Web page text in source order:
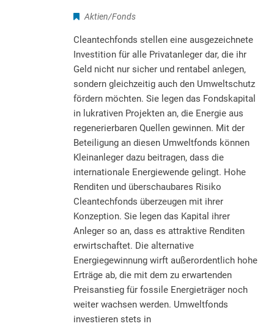
Aktien/Fonds
Cleantechfonds stellen eine ausgezeichnete
Investition für alle Privatanleger dar, die ihr
Geld nicht nur sicher und rentabel anlegen,
sondern gleichzeitig auch den Umweltschutz
fördern möchten. Sie legen das Fondskapital
in lukrativen Projekten an, die Energie aus
regenerierbaren Quellen gewinnen. Mit der
Beteiligung an diesen Umweltfonds können
Kleinanleger dazu beitragen, dass die
internationale Energiewende gelingt. Hohe
Renditen und überschaubares Risiko
Cleantechfonds überzeugen mit ihrer
Konzeption. Sie legen das Kapital ihrer
Anleger so an, dass es attraktive Renditen
erwirtschaftet. Die alternative
Energiegewinnung wirft außerordentlich hohe
Erträge ab, die mit dem zu erwartenden
Preisanstieg für fossile Energieträger noch
weiter wachsen werden. Umweltfonds
investieren stets in